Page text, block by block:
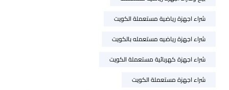
شراء اجهزة رياضية مستعملة الكويت
شراء اجهزة رياضيه مستعمله بالكويت
شراء اجهزة كهربائية مستعملة الكويت
شراء اجهزة مستعملة الكويت